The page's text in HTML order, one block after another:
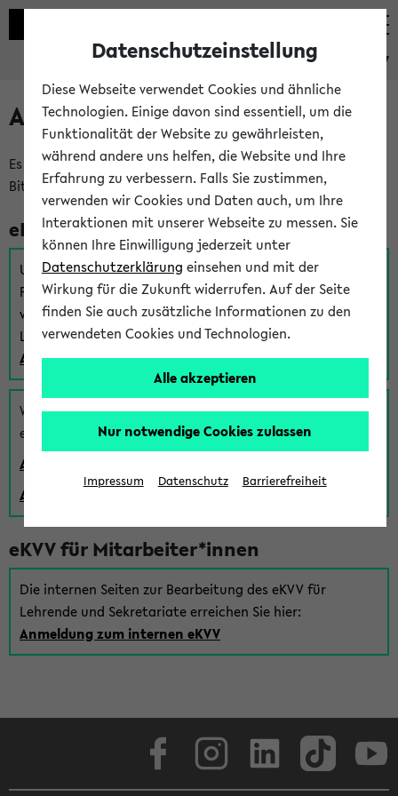
eKVV
Anmeldung am eKVV
Es gibt mehrere Möglichkeiten zur Anmeldung am eKVV.
Bitte wählen Sie die für Sie richtige aus:
eKVV für Studierende
Um sich einen Stundenplan zu erstellen und alle weiteren
Funktionen des eKVVs für Studierende zu nutzen,
verwenden Sie diesen Link zur Anmeldung über Ihr Uni
Login:
Anmeldung zum eKVV der Studierenden
Wenn Sie (noch) kein Uni Login haben, können Sie das
eKVV auch über einen Gastzugang verwenden:
Anmeldung über einen vorhandenen Gastzugang
Anlegen eines neuen Gastzugangs
eKVV für Mitarbeiter*innen
Die internen Seiten zur Bearbeitung des eKVV für
Lehrende und Sekretariate erreichen Sie hier:
Anmeldung zum internen eKVV
Datenschutzeinstellung
Diese Webseite verwendet Cookies und ähnliche
Technologien. Einige davon sind essentiell, um die
Funktionalität der Website zu gewährleisten,
während andere uns helfen, die Website und Ihre
Erfahrung zu verbessern. Falls Sie zustimmen,
verwenden wir Cookies und Daten auch, um Ihre
Interaktionen mit unserer Webseite zu messen. Sie
können Ihre Einwilligung jederzeit unter
Datenschutzerklärung einsehen und mit der
Wirkung für die Zukunft widerrufen. Auf der Seite
finden Sie auch zusätzliche Informationen zu den
verwendeten Cookies und Technologien.
Alle akzeptieren
Nur notwendige Cookies zulassen
Impressum Datenschutz Barrierefreiheit